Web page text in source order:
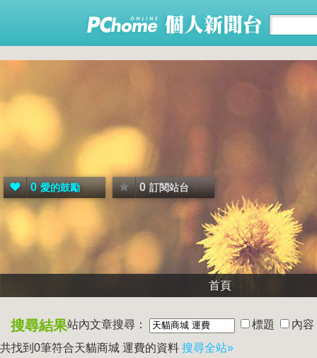
0 愛的鼓勵 0 訂閱站台
首頁
搜尋結果站內文章搜尋： 標題
內容
共找到0筆符合天貓商城 運費的資料 搜尋全站»